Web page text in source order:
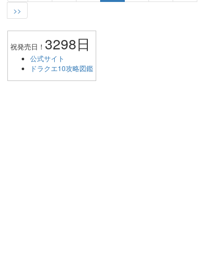
>>
祝発売日！ 3298日
公式サイト
ドラクエ10攻略図鑑